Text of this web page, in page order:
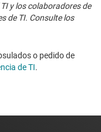
y los colaboradores de
de TI. Consulte los
o pedido de
de TI. ​​​​​​​​​​​​​​